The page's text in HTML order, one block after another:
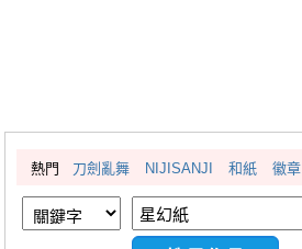
繪圖藝廊
交流中心
攤位轉讓區
熱門 刀劍亂舞 NIJISANJI 和紙 徽章